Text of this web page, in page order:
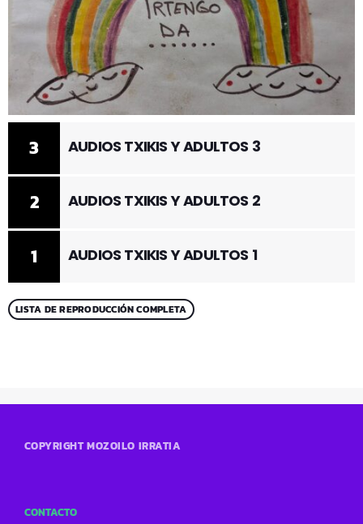
1 AUDIOS TXIKIS Y ADULTOS 1
2 AUDIOS TXIKIS Y ADULTOS 2
3 AUDIOS TXIKIS Y ADULTOS 3
LISTA DE REPRODUCCIÓN COMPLETA
COPYRIGHT MOZOILO IRRATIA
CONTACTO